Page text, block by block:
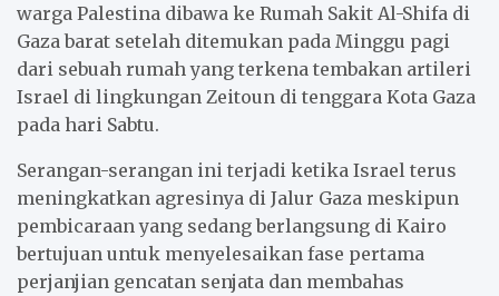
warga Palestina dibawa ke Rumah Sakit Al-Shifa di
Gaza barat setelah ditemukan pada Minggu pagi
dari sebuah rumah yang terkena tembakan artileri
Israel di lingkungan Zeitoun di tenggara Kota Gaza
pada hari Sabtu.
Serangan-serangan ini terjadi ketika Israel terus
meningkatkan agresinya di Jalur Gaza meskipun
pembicaraan yang sedang berlangsung di Kairo
bertujuan untuk menyelesaikan fase pertama
perjanjian gencatan senjata dan membahas